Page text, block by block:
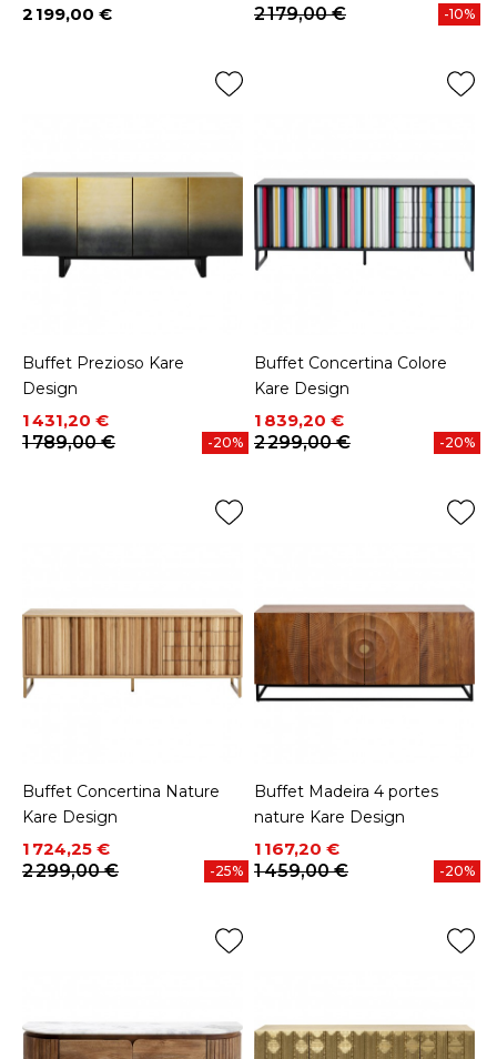
Prix
2 199,00 €
2 179,00 €
-10%
Buffet Prezioso Kare
Design
Prix
1 431,20 €
Prix de base
1 789,00 €
-20%
Buffet Concertina Colore
Kare Design
Prix
1 839,20 €
Prix de base
2 299,00 €
-20%
Buffet Concertina Nature
Kare Design
Prix
1 724,25 €
Prix de base
2 299,00 €
-25%
Buffet Madeira 4 portes
nature Kare Design
Prix
1 167,20 €
Prix de base
1 459,00 €
-20%